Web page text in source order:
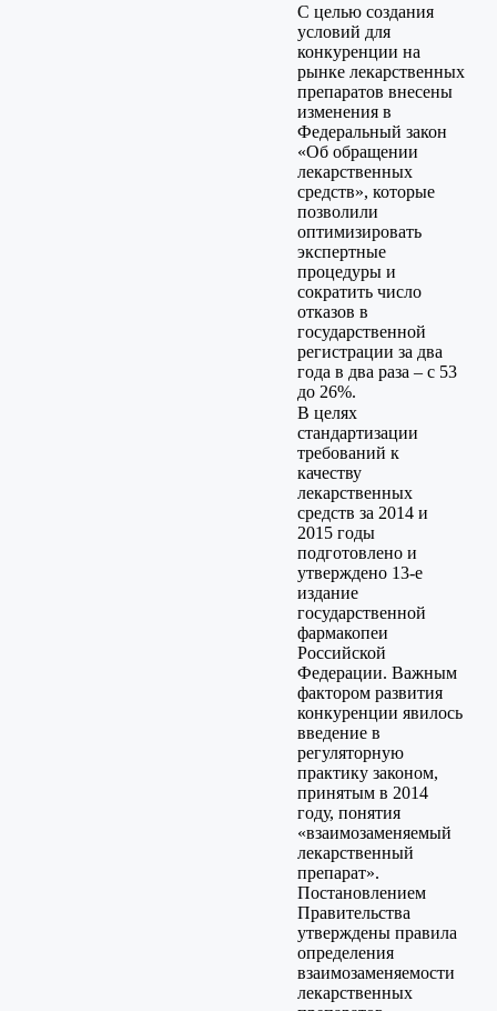
С целью создания
условий для
конкуренции на
рынке лекарственных
препаратов внесены
изменения в
Федеральный закон
«Об обращении
лекарственных
средств», которые
позволили
оптимизировать
экспертные
процедуры и
сократить число
отказов в
государственной
регистрации за два
года в два раза – с 53
до 26%.
В целях
стандартизации
требований к
качеству
лекарственных
средств за 2014 и
2015 годы
подготовлено и
утверждено 13-е
издание
государственной
фармакопеи
Российской
Федерации. Важным
фактором развития
конкуренции явилось
введение в
регуляторную
практику законом,
принятым в 2014
году, понятия
«взаимозаменяемый
лекарственный
препарат».
Постановлением
Правительства
утверждены правила
определения
взаимозаменяемости
лекарственных